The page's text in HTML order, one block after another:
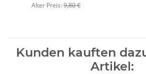
Alter Preis:9,80 €
Kunden kauften
Artikel: